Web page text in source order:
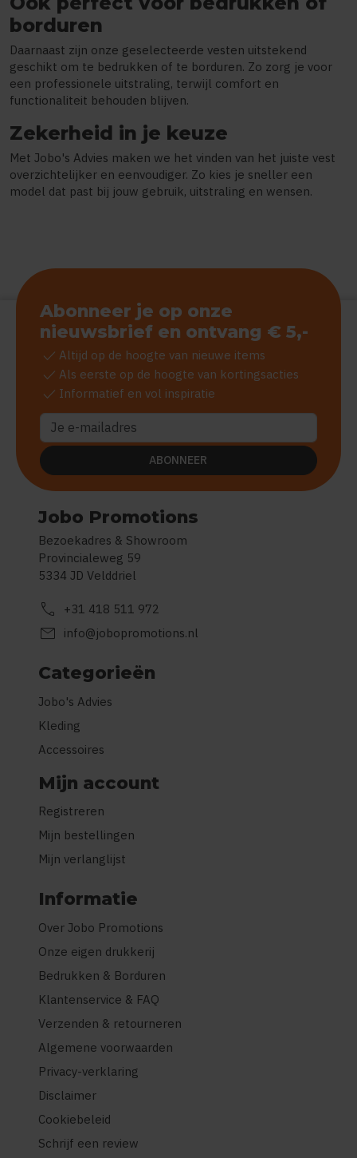
borduren
Daarnaast zijn onze geselecteerde vesten uitstekend
geschikt om te bedrukken of te borduren. Zo zorg je voor
een professionele uitstraling, terwijl comfort en
functionaliteit behouden blijven.
Zekerheid in je keuze
Met Jobo's Advies maken we het vinden van het juiste vest
overzichtelijker en eenvoudiger. Zo kies je sneller een
model dat past bij jouw gebruik, uitstraling en wensen.
Jobo Promotions
Bezoekadres & Showroom
Provincialeweg 59
5334 JD Velddriel
call +31 418 511 972
mail info@jobopromotions.nl
Categorieën
Jobo's Advies
Kleding
Accessoires
Mijn account
Registreren
Mijn bestellingen
Mijn verlanglijst
Informatie
Over Jobo Promotions
Onze eigen drukkerij
Bedrukken & Borduren
Klantenservice & FAQ
Verzenden & retourneren
Algemene voorwaarden
Privacy-verklaring
Disclaimer
Cookiebeleid
Schrijf een review
Abonneer je op onze
nieuwsbrief en ontvang € 5,-
check Altijd op de hoogte van nieuwe items
check Als eerste op de hoogte van kortingsacties
check Informatief en vol inspiratie
ABONNEER